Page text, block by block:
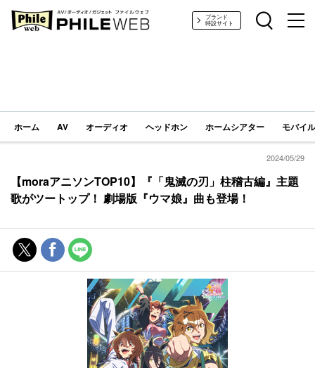
PHILE WEB｜AV/オーディオ/ガジェットブランド
特設サイト
ホーム AV オーディオ ヘッドホン ホームシアター モバイ
2024/05/29
【moraアニソンTOP10】『「鬼滅の刃」柱稽古編』主題
歌がツートップ！ 劇場版『ウマ娘』曲も登場！